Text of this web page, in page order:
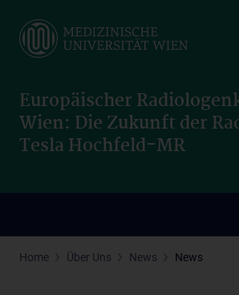
main
Europäischer
Wien: Die Zukunft der
Tesla Hochfeld-MR
Home Über Uns News News